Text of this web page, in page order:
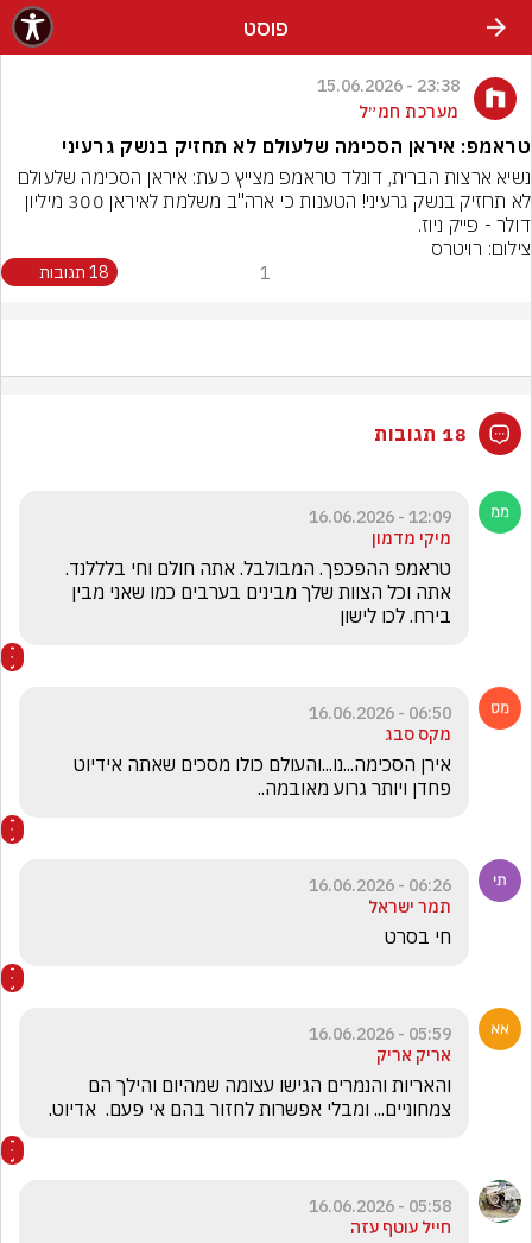
פוסט
23:38 - 15.06.2026
מערכת חמ״ל
טראמפ: איראן הסכימה שלעולם לא תחזיק בנשק גרעיני
דולר - פייק ניוז.
צילום: רויטרס
1 18 תגובות
18 תגובות
12:09 - 16.06.2026
מיקי מדמון
בירח. לכו לישון
06:50 - 16.06.2026
מקס סבג
פחדן ויותר גרוע מאובמה..
06:26 - 16.06.2026
תמר ישראל
חי בסרט
05:59 - 16.06.2026
אריק אריק
צמחוניים... ומבלי אפשרות לחזור בהם אי פעם.  אדיוט.
05:58 - 16.06.2026
חייל עוטף עזה